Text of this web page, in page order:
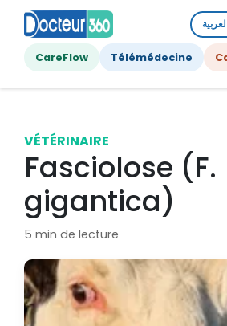
CareFlow Télémédecine
VÉTÉRINAIRE
Fasciolose (F.
gigantica)
5 min de lecture